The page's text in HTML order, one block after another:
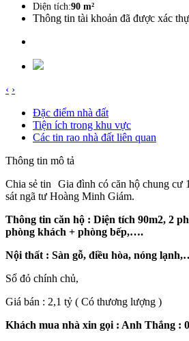
Diện tích:90 m²
Thông tin tài khoản đã được xác
‹ ›
Đặc điểm nhà đất
Tiện ích trong khu vực
Các tin rao nhà đất liên quan
Thông tin mô tả
Chia sẻ tin
Gia đình có căn hộ chung cư
sát ngã tư Hoàng Minh Giám.
Thông tin căn hộ : Diện tích 90m2, 2
phòng khách + phòng bếp,….
Nội thất : Sàn gỗ, điều hòa, nóng
Sổ đỏ chính chủ,
Giá bán : 2,1 tỷ ( Có thương lượng )
Khách mua nhà xin gọi : Anh Thắng :